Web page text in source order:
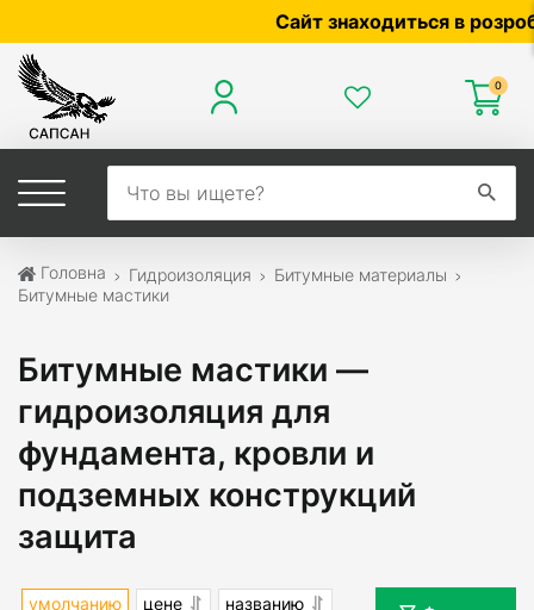
Сайт знаходиться в розробці —
0
Головна Гидроизоляция
Битумные материалы
Битумные мастики
Битумные мастики —
гидроизоляция для
фундамента, кровли и
подземных конструкций
защита
умолчанию цене
названию